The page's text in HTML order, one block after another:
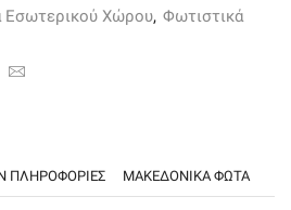
Εσωτερικού Χώρου, Φωτιστικά
ΠΛΗΡΟΦΟΡΊΕΣ ΜΑΚΕΔΟΝΙΚΑ ΦΩΤΑ